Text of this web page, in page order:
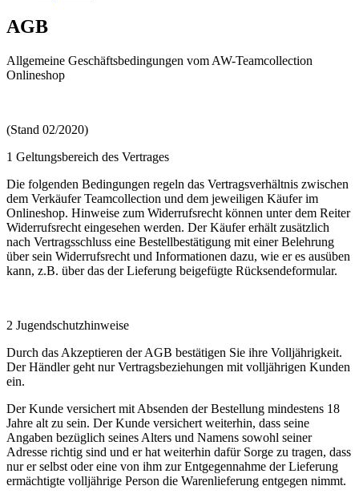
AGB
Allgemeine Geschäftsbedingungen vom AW-Teamcollection
Onlineshop
(Stand 02/2020)
1 Geltungsbereich des Vertrages
Die folgenden Bedingungen regeln das Vertragsverhältnis zwischen
dem Verkäufer Teamcollection und dem jeweiligen Käufer im
Onlineshop. Hinweise zum Widerrufsrecht können unter dem Reiter
Widerrufsrecht eingesehen werden. Der Käufer erhält zusätzlich
nach Vertragsschluss eine Bestellbestätigung mit einer Belehrung
über sein Widerrufsrecht und Informationen dazu, wie er es ausüben
kann, z.B. über das der Lieferung beigefügte Rücksendeformular.
2 Jugendschutzhinweise
Durch das Akzeptieren der AGB bestätigen Sie ihre Volljährigkeit.
Der Händler geht nur Vertragsbeziehungen mit volljährigen Kunden
ein.
Der Kunde versichert mit Absenden der Bestellung mindestens 18
Jahre alt zu sein. Der Kunde versichert weiterhin, dass seine
Angaben bezüglich seines Alters und Namens sowohl seiner
Adresse richtig sind und er hat weiterhin dafür Sorge zu tragen, dass
nur er selbst oder eine von ihm zur Entgegennahme der Lieferung
ermächtigte volljährige Person die Warenlieferung entgegen nimmt.